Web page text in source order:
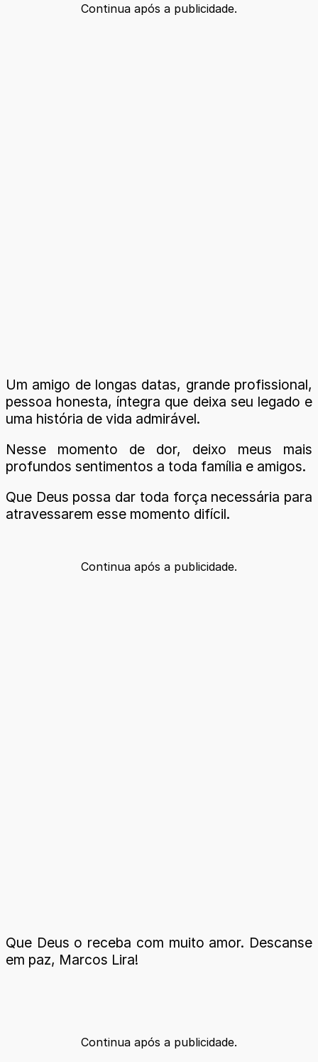
Continua após a publicidade.
Um amigo de longas datas, grande profissional,
pessoa honesta, íntegra que deixa seu legado e
uma história de vida admirável.
Nesse momento de dor, deixo meus mais
profundos sentimentos a toda família e amigos.
Que Deus possa dar toda força necessária para
atravessarem esse momento difícil.
Continua após a publicidade.
Que Deus o receba com muito amor. Descanse
em paz, Marcos Lira!
Continua após a publicidade.